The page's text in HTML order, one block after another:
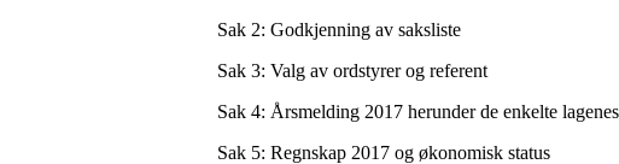
Sak 2: Godkjenning av saksliste
Sak 3: Valg av ordstyrer og referent
Sak 4: Årsmelding 2017 herunder de enkelte
Sak 5: Regnskap 2017 og økonomisk status